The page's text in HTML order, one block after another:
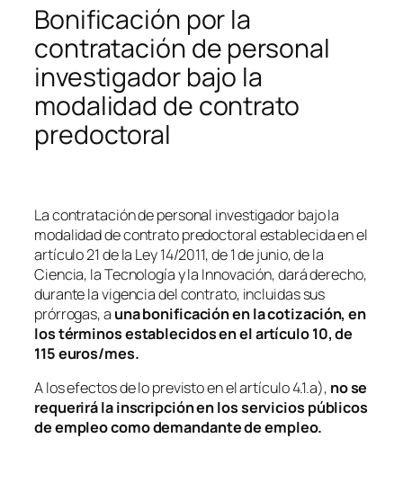
Bonificación por la
contratación de personal
investigador bajo la
modalidad de contrato
predoctoral
La contratación de personal investigador bajo la
modalidad de contrato predoctoral establecida en el
artículo 21 de la Ley 14/2011, de 1 de junio, de la
Ciencia, la Tecnología y la Innovación, dará derecho,
durante la vigencia del contrato, incluidas sus
prórrogas, a una bonificación en la cotización, en
los términos establecidos en el artículo 10, de
115 euros/mes.
A los efectos de lo previsto en el artículo 4.1.a), no se
requerirá la inscripción en los servicios públicos
de empleo como demandante de empleo.